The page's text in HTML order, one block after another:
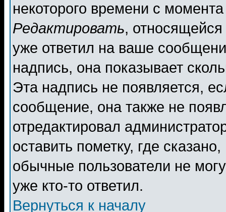
некоторого времени с
Редактировать,
уже ответил на ваше
надпись, она показывает
Эта надпись не появляется,
сообщение, она также не
отредактировал
оставить пометку, где
обычные пользователи не
уже кто-то ответил.
Вернуться к началу